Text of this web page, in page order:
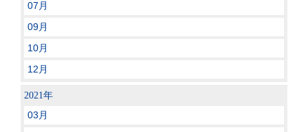
07月
09月
10月
12月
2021年
03月